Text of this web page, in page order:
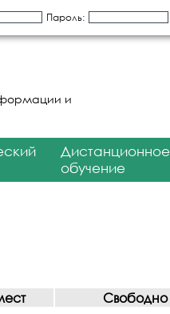
Пароль:
и
Дистанционное
обучение
Свободно